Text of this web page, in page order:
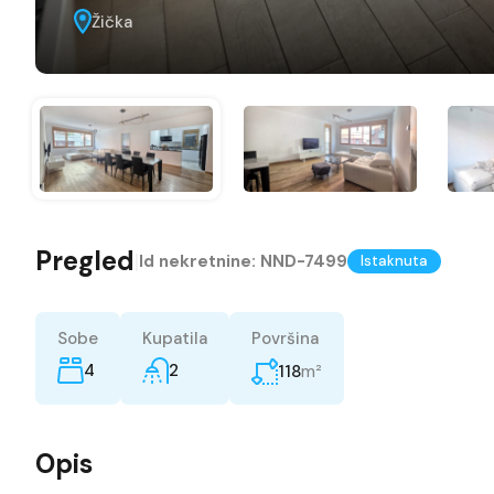
Žička
Pregled Id nekretnine: NND-7499 Istaknuta
Sobe
4
Kupatila
2
Površina
118m²
Opis